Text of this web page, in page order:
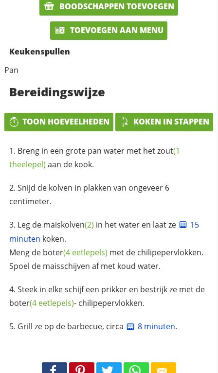
BOODSCHAPPEN TOEVOEGEN
TOEVOEGEN AAN MENU
Keukenspullen
Pan
Bereidingswijze
TOON HOEVEELHEDEN KOKEN IN STAPPEN
Breng in een grote pan water met hetzout(1
theelepel) aan de kook.
Snijd de kolven in plakken van ongeveer 6
centimeter.
Leg de maiskolven(2) in het water en laat ze
15
minuten koken.
Meng de boter(4 eetlepels) met de chilipepervlokken.
Spoel de maisschijven af met koud water.
Steek in elke schijf een prikker en bestrijk ze met de
boter(4 eetlepels)- chilipepervlokken.
Grill ze op de barbecue, circa 8 minuten.